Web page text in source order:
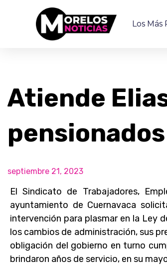
Los Más
Atiende
septiembre 21, 2023
El Sindicato de Trabajadores,
ayuntamiento de Cuernavaca
intervención para plasmar en la Ley
los cambios de administración, sus
obligación del gobierno en turno
brindaron años de servicio, en su